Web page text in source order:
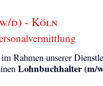
d) - Köln
Rahmen unserer
Lohnbuchhalter (m/